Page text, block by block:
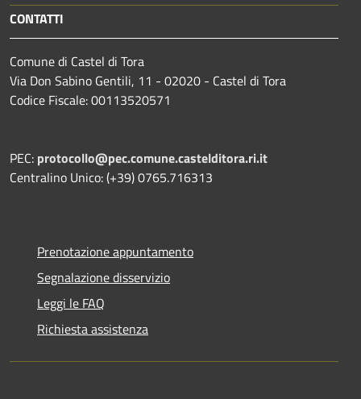
CONTATTI
Comune di Castel di Tora
Via Don Sabino Gentili, 11 - 02020 - Castel di Tora
Codice Fiscale: 00113520571
PEC: protocollo@pec.comune.castelditora.ri.it
Centralino Unico: (+39) 0765.716313
Prenotazione appuntamento
Segnalazione disservizio
Leggi le FAQ
Richiesta assistenza